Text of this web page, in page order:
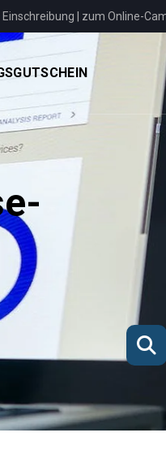
Einschreibung zum Online-